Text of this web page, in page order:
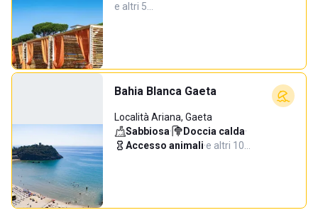
e altri 5…
Bahia Blanca Gaeta
Località Ariana, Gaeta
Sabbiosa· Doccia calda·
Accesso animali·e altri 10…